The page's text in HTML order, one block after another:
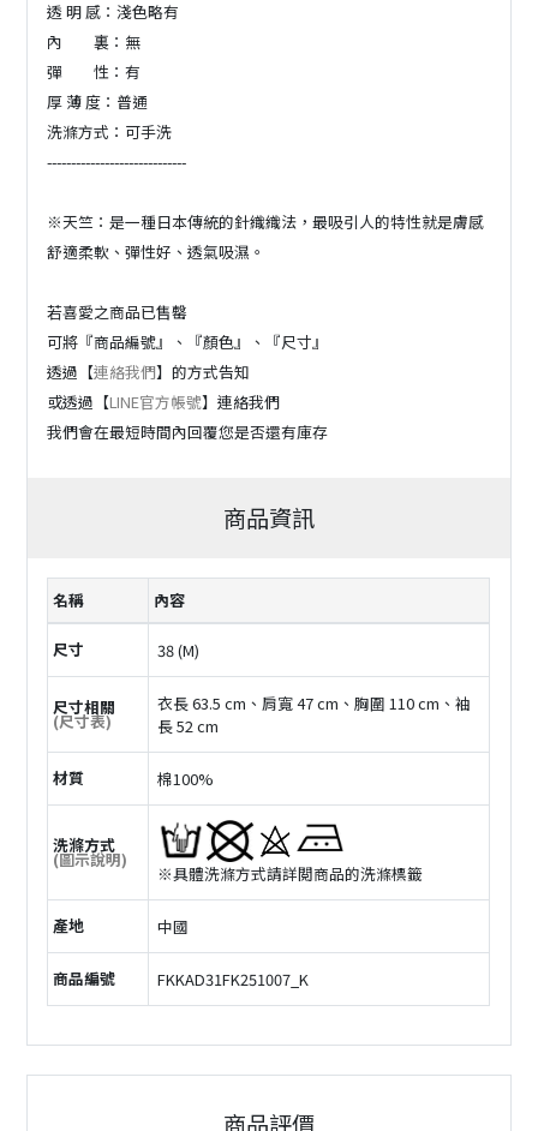
透 明 感：淺色略有
內 裏：無
彈 性：有
厚 薄 度：普通
洗滌方式：可手洗
-----------------------------
※天竺：是一種日本傳統的針織織法，最吸引人的特性就是膚感
舒適柔軟、彈性好、透氣吸濕。
若喜愛之商品已售罄
可將『商品編號』、『顏色』、『尺寸』
透過【連絡我們】的方式告知
或透過【LINE官方帳號】連絡我們
我們會在最短時間內回覆您是否還有庫存
商品資訊
名稱 內容
尺寸 38 (M)
尺寸相關
(尺寸表)
衣長 63.5 cm、肩寬 47 cm、胸圍 110 cm、袖
長 52 cm
材質 棉100%
洗滌方式
(圖示說明)
※具體洗滌方式請詳閲商品的洗滌標籤
產地 中國
商品編號 FKKAD31FK251007_K
商品評價